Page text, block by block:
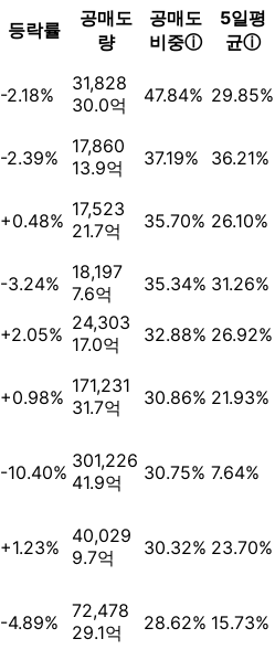
등락률
공매도
량
공매도
비중ⓘ
5일평
균ⓘ
-2.18%
31,828
30.0억
47.84% 29.85%
-2.39%
17,860
13.9억
37.19%
36.21%
+0.48%
17,523
21.7억
35.70% 26.10%
-3.24%
18,197
7.6억
35.34% 31.26%
+2.05%
24,303
17.0억
32.88% 26.92%
+0.98%
171,231
31.7억
30.86% 21.93%
-10.40%
301,226
41.9억
30.75% 7.64%
+1.23%
40,029
9.7억
30.32% 23.70%
-4.89%
72,478
29.1억
28.62% 15.73%